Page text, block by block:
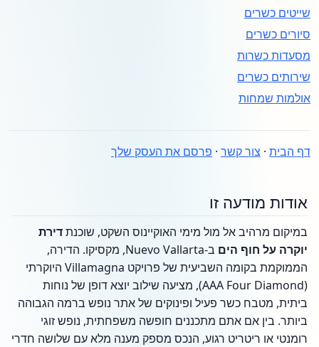
שייטים כשרים
סיורים כשרים
מסעדות כשרות
שירותים כשרים
אולמות שמחות
דף הבית · צור קשר · פרסם את העסק שלך
אודות מודעה זו
במיקום מרהיב אל מול מימי האוקיינוס השקט, שוכנתדירת
יוקרה על חוף הים
ב-Nuevo Vallarta, מקסיקו. הדירה,
הממוקמת בקומה השביעית של פרויקט Villamagna היוקרתי
(AAA Four Diamond), מציעה שילוב יוצא דופן של נוחות
ביתית, מטבח כשר פעיל ופינוקים של אתר נופש ברמה הגבוהה
ביותר. בין אם אתם מתכננים חופשה משפחתית, נופש זוגי
רומנטי או ריטריט רגוע, הנכס מספק מענה מלא עם שלושה חדרי